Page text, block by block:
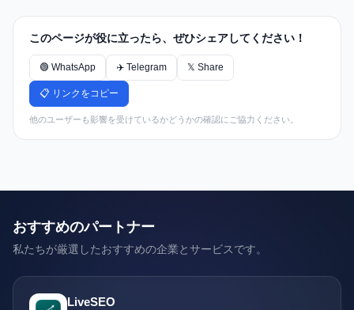
このページが役に立ったら、ぜひシェアしてください！
🟢 WhatsApp ✈️ Telegram 𝕏 Share
📋 リンクをコピー
他のユーザーも影響を受けているかどうかの確認にご協力ください。
おすすめのパートナー
私たちが厳選したおすすめの企業とサービスです。
LiveSEO